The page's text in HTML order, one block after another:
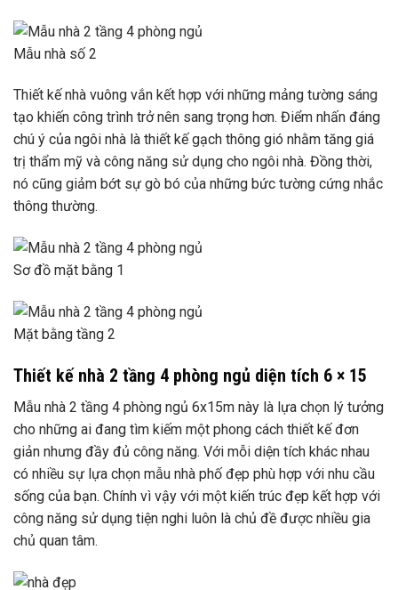
Mẫu nhà số 2
Thiết kế nhà vuông vắn kết hợp với những mảng tường sáng
tạo khiến công trình trở nên sang trọng hơn. Điểm nhấn đáng
chú ý của ngôi nhà là thiết kế gạch thông gió nhằm tăng giá
trị thẩm mỹ và công năng sử dụng cho ngôi nhà. Đồng thời,
nó cũng giảm bớt sự gò bó của những bức tường cứng nhắc
thông thường.
Sơ đồ mặt bằng 1
Mặt bằng tầng 2
Thiết kế nhà 2 tầng 4 phòng ngủ diện tích 6 × 15
Mẫu nhà 2 tầng 4 phòng ngủ 6x15m này là lựa chọn lý tưởng
cho những ai đang tìm kiếm một phong cách thiết kế đơn
giản nhưng đầy đủ công năng. Với mỗi diện tích khác nhau
có nhiều sự lựa chọn mẫu nhà phố đẹp phù hợp với nhu cầu
sống của bạn. Chính vì vậy với một kiến ​​trúc đẹp kết hợp với
công năng sử dụng tiện nghi luôn là chủ đề được nhiều gia
chủ quan tâm.